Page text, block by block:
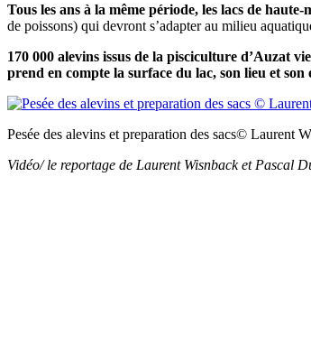
Tous les ans à la même période, les lacs de
de poissons) qui devront s’adapter au milieu
170 000 alevins issus de la pisciculture d’Auzat
prend en compte la surface du lac, son lieu et
Pesée des alevins et preparation des sacs© Laurent
Vidéo/ le reportage de Laurent Wisnback et Pascal